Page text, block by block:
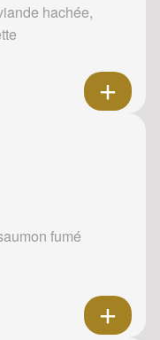
hachée,
fumé